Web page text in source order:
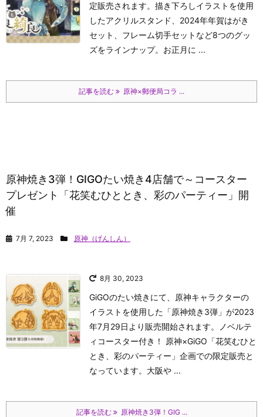
定販売されます。描き下ろしイラストを使用
したアクリルスタンド、2024年年賀はがき
セット、フレーム切手セットなど8つのグッ
ズをラインナップ。お正月に ...
記事を読む 原神×郵便局コラ ...
原神焼き3弾！GIGOたい焼き4店舗で～コースター
プレゼント「花笑むひととき、彩のパーティー」開
催
7月 7, 2023 原神（げんしん）
8月 30, 2023
GiGOのたい焼きにて、原神キャラクターの
イラストを使用した「原神焼き3弾」が2023
年7月29日より販売開始されます。ノベルテ
ィコースター付き！ 原神×GiGO「花笑むひと
とき、彩のパーティー」企画での限定販売と
なっています。大阪や ...
記事を読む 原神焼き3弾！GIG ...